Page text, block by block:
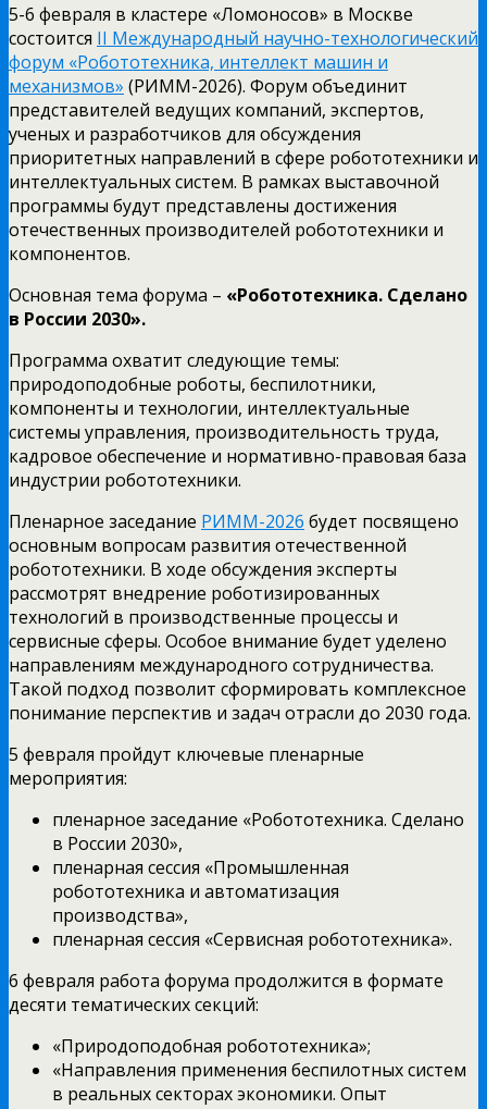
5-6 февраля в кластере «Ломоносов» в Москве
состоится II Международный научно-технологический
форум «Робототехника, интеллект машин и
механизмов» (РИММ-2026). Форум объединит
представителей ведущих компаний, экспертов,
ученых и разработчиков для обсуждения
приоритетных направлений в сфере робототехники и
интеллектуальных систем. В рамках выставочной
программы будут представлены достижения
отечественных производителей робототехники и
компонентов.
Основная тема форума – «Робототехника. Сделано
в России 2030».
Программа охватит следующие темы:
природоподобные роботы, беспилотники,
компоненты и технологии, интеллектуальные
системы управления, производительность труда,
кадровое обеспечение и нормативно-правовая база
индустрии робототехники.
Пленарное заседание РИММ-2026 будет посвящено
основным вопросам развития отечественной
робототехники. В ходе обсуждения эксперты
рассмотрят внедрение роботизированных
технологий в производственные процессы и
сервисные сферы. Особое внимание будет уделено
направлениям международного сотрудничества.
Такой подход позволит сформировать комплексное
понимание перспектив и задач отрасли до 2030 года.
5 февраля пройдут ключевые пленарные
мероприятия:
пленарное заседание «Робототехника. Сделано
в России 2030»,
пленарная сессия «Промышленная
робототехника и автоматизация
производства»,
пленарная сессия «Сервисная робототехника».
6 февраля работа форума продолжится в формате
десяти тематических секций:
«Природоподобная робототехника»;
«Направления применения беспилотных систем
в реальных секторах экономики. Опыт